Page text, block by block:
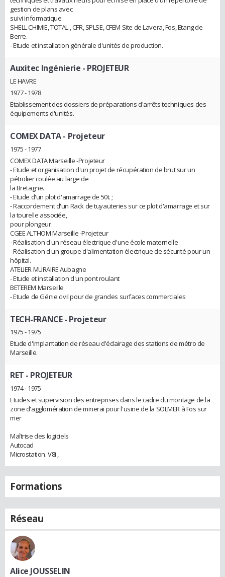
gestion de plans avec
suivi informatique.
SHELL CHIMIE, TOTAL , CFR, SPLSE, CFEM Site de Lavera, Fos, Etang de
Berre.
- Etude et installation générale d'unités de production.
Auxitec Ingénierie - PROJETEUR
LE HAVRE
1977 - 1978
Etablissement des dossiers de préparations d'arrêts techniques des
équipements d'unités.
COMEX DATA- Projeteur
1975 - 1977
COMEX DATA Marseille -Projeteur
- Etude et organisation d'un projet de récupération de brut sur un
pétrolier coulée au large de
la Bretagne.
- Etude d'un plot d'amarrage de 50t. ;
- Raccordement d'un Rack de tuyauteries sur ce plot d'amarrage et sur
la tourelle associée,
pour plongeur.
CGEE ALTHOM Marseille -Projeteur
- Réalisation d'un réseau électrique d'une école maternelle
- Réalisation d'un groupe d'alimentation électrique de sécurité pour un
hôpital.
ATELIER MURAIRE Aubagne
- Etude et installation d'un pont roulant
BETEREM Marseille
- Etude de Génie civil pour de grandes surfaces commerciales
TECH-FRANCE- Projeteur
1975 - 1975
Etude d'Implantation de réseau d'éclairage des stations de métro de
Marseille.
RET - PROJETEUR
1974 - 1975
Etudes et supervision des entreprises dans le cadre du montage de la
zone d'agglomération de minerai pour l'usine de la SOLMER à Fos sur
mer
Maîtrise des logiciels
Autocad
Microstation. V8i ,
Formations
Réseau
Alice JOUSSELIN